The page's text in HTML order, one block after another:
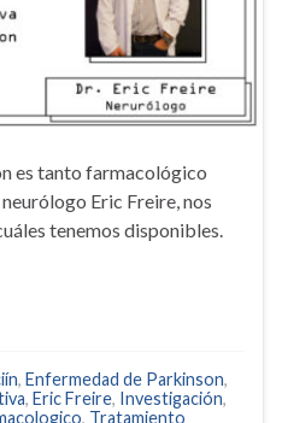
es tanto farmacológico
Eric Freire, nos
tenemos disponibles.
, Enfermedad de Parkinson,
, Eric Freire, Investigación,
, Tratamiento